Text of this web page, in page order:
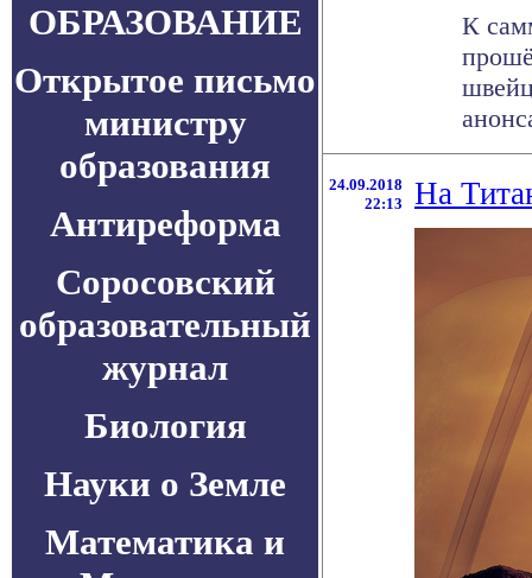
ОБРАЗОВАНИЕ
Открытое письмо
министру
образования
Антиреформа
Соросовский
образовательный
журнал
Биология
Науки о Земле
Математика и
К
24.09.2018
22:13
На